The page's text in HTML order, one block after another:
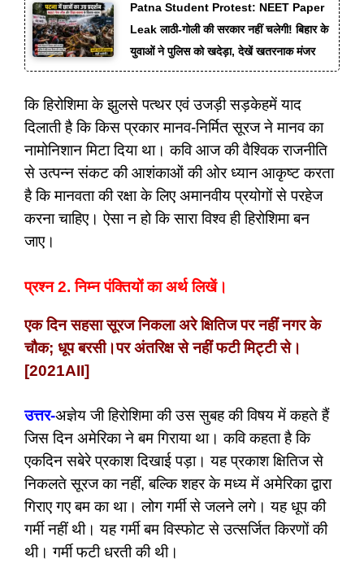
Patna Student Protest: NEET Paper
Leak लाठी-गोली की सरकार नहीं चलेगी! बिहार के
युवाओं ने पुलिस को खदेड़ा, देखें खतरनाक मंजर
कि हिरोशिमा के झुलसे पत्थर एवं उजड़ी सड़केहमें याद
दिलाती है कि किस प्रकार मानव-निर्मित सूरज ने मानव का
नामोनिशान मिटा दिया था। कवि आज की वैश्विक राजनीति
से उत्पन्न संकट की आशंकाओं की ओर ध्यान आकृष्ट करता
है कि मानवता की रक्षा के लिए अमानवीय प्रयोगों से परहेज
करना चाहिए। ऐसा न हो कि सारा विश्व ही हिरोशिमा बन
जाए।
प्रश्न 2. निम्न पंक्तियों का अर्थ लिखें।
एक दिन सहसा सूरज निकला अरे क्षितिज पर नहीं नगर के
चौक; धूप बरसी।पर अंतरिक्ष से नहीं फटी मिट्टी से।
[2021AII]
उत्तर-अज्ञेय जी हिरोशिमा की उस सुबह की विषय में कहते हैं
जिस दिन अमेरिका ने बम गिराया था। कवि कहता है कि
एकदिन सबेरे प्रकाश दिखाई पड़ा। यह प्रकाश क्षितिज से
निकलते सूरज का नहीं, बल्कि शहर के मध्य में अमेरिका द्वारा
गिराए गए बम का था। लोग गर्मी से जलने लगे। यह धूप की
गर्मी नहीं थी। यह गर्मी बम विस्फोट से उत्सर्जित किरणों की
थी। गर्मी फटी धरती की थी।